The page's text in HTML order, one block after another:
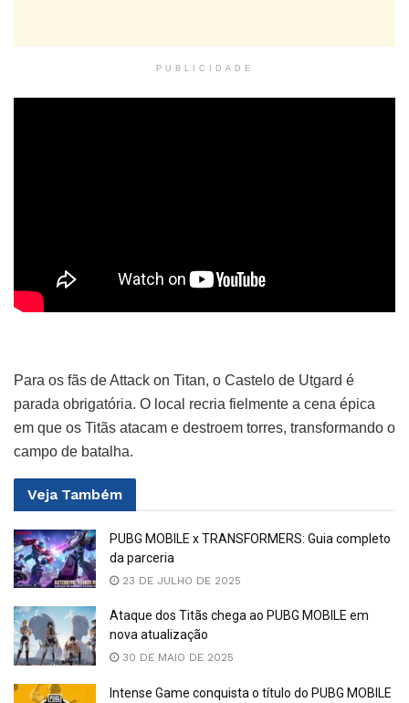
PUBLICIDADE
Para os fãs de Attack on Titan, o Castelo de Utgard é
parada obrigatória. O local recria fielmente a cena épica
em que os Titãs atacam e destroem torres, transformando o
campo de batalha.
Veja Também
PUBG MOBILE x TRANSFORMERS: Guia completo
da parceria
23 DE JULHO DE 2025
Ataque dos Titãs chega ao PUBG MOBILE em
nova atualização
30 DE MAIO DE 2025
Intense Game conquista o título do PUBG MOBILE